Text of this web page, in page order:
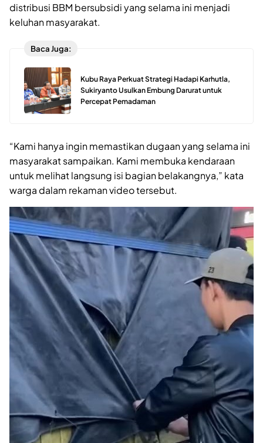
distribusi BBM bersubsidi yang selama ini menjadi
keluhan masyarakat.
Baca Juga:
Kubu Raya Perkuat Strategi Hadapi Karhutla,
Sukiryanto Usulkan Embung Darurat untuk
Percepat Pemadaman
“Kami hanya ingin memastikan dugaan yang selama ini
masyarakat sampaikan. Kami membuka kendaraan
untuk melihat langsung isi bagian belakangnya,” kata
warga dalam rekaman video tersebut.